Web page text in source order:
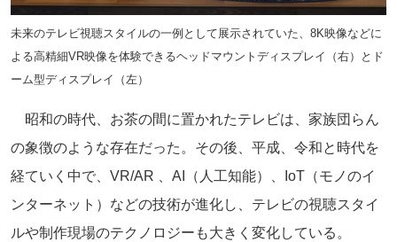
未来のテレビ視聴スタイルの一例として展示されていた、8K映像などに
よる高精細VR映像を体験できるヘッドマウントディスプレイ（右）とド
ーム型ディスプレイ（左）
昭和の時代、お茶の間に置かれたテレビは、家族団らん
の象徴のような存在だった。その後、平成、令和と時代を
経ていく中で、VR/AR 、AI（人工知能）、IoT（モノのイ
ンターネット）などの技術が進化し、テレビの視聴スタイ
ルや制作現場のテクノロジーも大きく変化している。